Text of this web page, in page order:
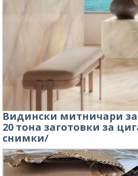
Видински митничари
20 тона заготовки за
снимки/